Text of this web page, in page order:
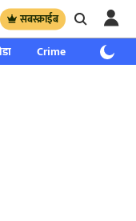
सबस्क्राईब
Crime साप्ताहिक